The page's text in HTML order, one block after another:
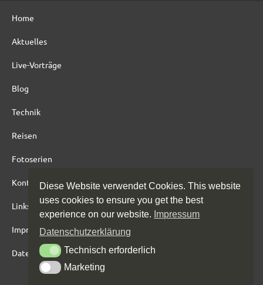
Home
Aktuelles
Live-Vorträge
Blog
Technik
Reisen
Fotoserien
Kontakt
Links
Impressum
Datenschutz
Diese Website verwendet Cookies. This website
uses cookies to ensure you get the best
experience on our website. Impressum
Datenschutzerklärung
Technisch erforderlich
Technisch erforderlich
MarketingMarketing